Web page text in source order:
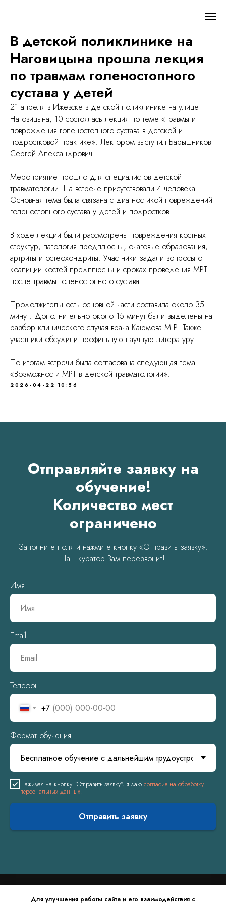
В детской поликлинике на
Наговицына прошла лекция
по травмам голеностопного
сустава у детей
21 апреля в Ижевске в детской поликлинике на улице
Наговицына, 10 состоялась лекция по теме «Травмы и
повреждения голеностопного сустава в детской и
подростковой практике». Лектором выступил Барышников
Сергей Александрович.
Мероприятие прошло для специалистов детской
травматологии. На встрече присутствовали 4 человека.
Основная тема была связана с диагностикой повреждений
голеностопного сустава у детей и подростков.
В ходе лекции были рассмотрены повреждения костных
структур, патология предплюсны, очаговые образования,
артриты и остеохондриты. Участники задали вопросы о
коалиции костей предплюсны и сроках проведения МРТ
после травмы голеностопного сустава.
Продолжительность основной части составила около 35
минут. Дополнительно около 15 минут были выделены на
разбор клинического случая врача Каюмова М.Р. Также
участники обсудили профильную научную литературу.
По итогам встречи была согласована следующая тема:
«Возможности МРТ в детской травматологии».
2026-04-22 10:56
Отправляйте заявку на
обучение!
Количество мест
ограничено
Заполните поля и нажмите кнопку «Отправить заявку».
Наш куратор Вам перезвонит!
Имя
Email
Телефон
+7
Формат обучения
Нажимая на кнопку "Отправить заявку", я даю согласие на обработку
персональных данных.
Отправить заявку
Для улучшения работы сайта и его взаимодействия с